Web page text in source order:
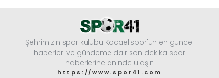
Şehrimizin spor kulübü Kocaelispor'un en güncel
haberleri ve gündeme dair son dakika spor
haberlerine anında ulaşın
https://www.spor41.com